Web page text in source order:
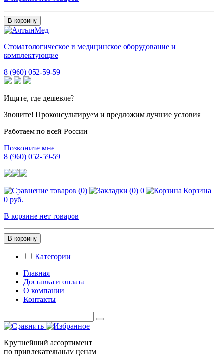
В корзину
Стоматологическое и медицинское оборудование и
комплектующие
8 (960) 052-59-59
Ищите, где дешевле?
Звоните! Проконсультируем и предложим лучшие условия
Работаем по всей России
Позвоните мне
8 (960) 052-59-59
0
Корзина
0 руб.
В корзине нет товаров
В корзину
Категории
Главная
Доставка и оплата
О компании
Контакты
Крупнейший ассортимент
по привлекательным ценам